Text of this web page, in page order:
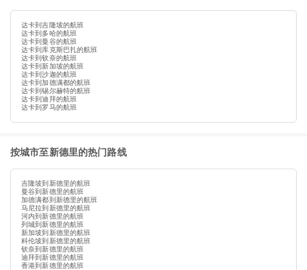
达卡到吉隆坡的航班
达卡到多哈的航班
达卡到曼谷的航班
达卡到库克斯巴扎的航班
达卡到钦奈的航班
达卡到新加坡的航班
达卡到沙迦的航班
达卡到加德满都的航班
达卡到锡尔赫特的航班
达卡到迪拜的航班
达卡到罗马的航班
按城市至新德里的热门路线
吉隆坡到新德里的航班
曼谷到新德里的航班
加德满都到新德里的航班
马尼拉到新德里的航班
河内到新德里的航班
列城到新德里的航班
新加坡到新德里的航班
科伦坡到新德里的航班
钦奈到新德里的航班
迪拜到新德里的航班
香港到新德里的航班